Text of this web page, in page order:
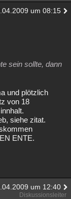
um 08:15
sein sollte, dann
und plötzlich
von 18
siehe zitat.
ENTE.
um 12:40
Diskussionsleiter